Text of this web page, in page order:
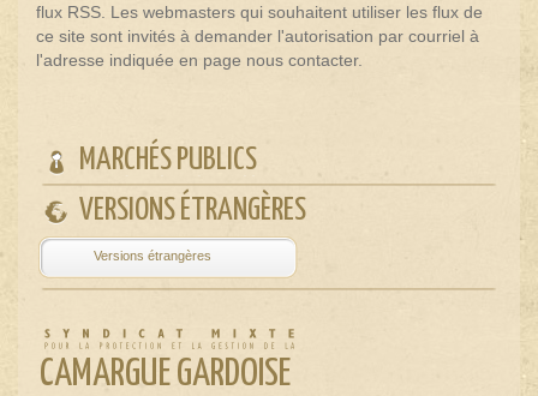
flux RSS. Les webmasters qui souhaitent utiliser les flux de
ce site sont invités à demander l'autorisation par courriel à
l'adresse indiquée en page nous contacter.
MARCHÉS PUBLICS
VERSIONS ÉTRANGÈRES
Powered by
CAMARGUE GARDOISE